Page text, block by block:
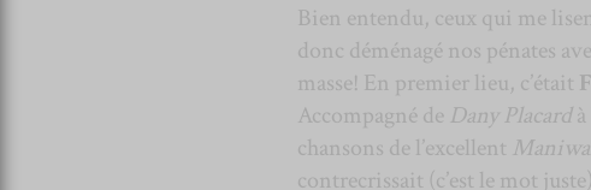
Bien entendu, ceux qui me
donc déménagé nos pénates
masse! En premier lieu, c’était
Accompagné de Dany Placardà
chansons de l’excellent
contrecrissait (c’est le mot